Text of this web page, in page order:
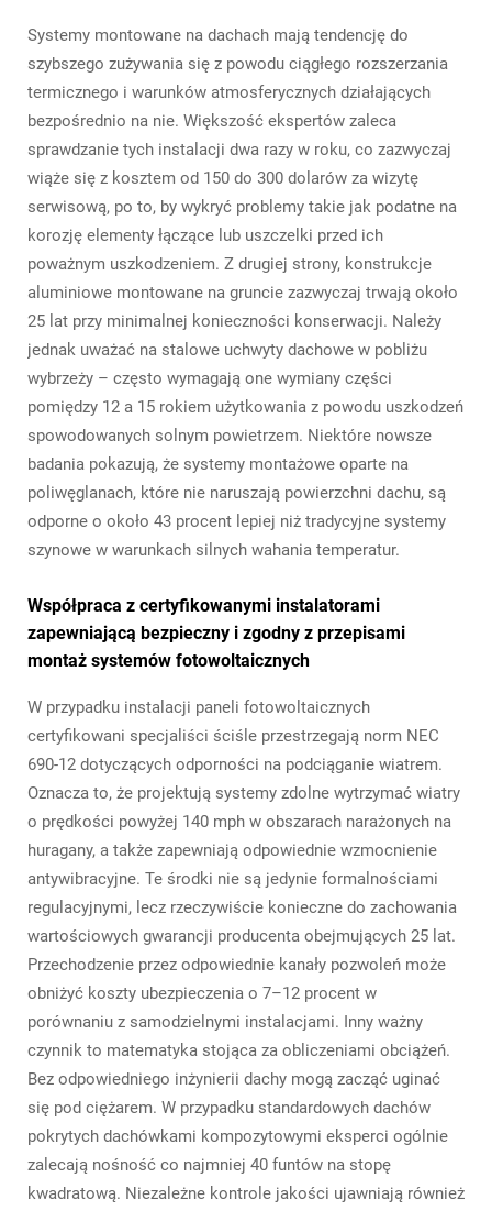
Systemy montowane na dachach mają tendencję do
szybszego zużywania się z powodu ciągłego rozszerzania
termicznego i warunków atmosferycznych działających
bezpośrednio na nie. Większość ekspertów zaleca
sprawdzanie tych instalacji dwa razy w roku, co zazwyczaj
wiąże się z kosztem od 150 do 300 dolarów za wizytę
serwisową, po to, by wykryć problemy takie jak podatne na
korozję elementy łączące lub uszczelki przed ich
poważnym uszkodzeniem. Z drugiej strony, konstrukcje
aluminiowe montowane na gruncie zazwyczaj trwają około
25 lat przy minimalnej konieczności konserwacji. Należy
jednak uważać na stalowe uchwyty dachowe w pobliżu
wybrzeży – często wymagają one wymiany części
pomiędzy 12 a 15 rokiem użytkowania z powodu uszkodzeń
spowodowanych solnym powietrzem. Niektóre nowsze
badania pokazują, że systemy montażowe oparte na
poliwęglanach, które nie naruszają powierzchni dachu, są
odporne o około 43 procent lepiej niż tradycyjne systemy
szynowe w warunkach silnych wahania temperatur.
Współpraca z certyfikowanymi instalatorami
zapewniającą bezpieczny i zgodny z przepisami
montaż systemów fotowoltaicznych
W przypadku instalacji paneli fotowoltaicznych
certyfikowani specjaliści ściśle przestrzegają norm NEC
690-12 dotyczących odporności na podciąganie wiatrem.
Oznacza to, że projektują systemy zdolne wytrzymać wiatry
o prędkości powyżej 140 mph w obszarach narażonych na
huragany, a także zapewniają odpowiednie wzmocnienie
antywibracyjne. Te środki nie są jedynie formalnościami
regulacyjnymi, lecz rzeczywiście konieczne do zachowania
wartościowych gwarancji producenta obejmujących 25 lat.
Przechodzenie przez odpowiednie kanały pozwoleń może
obniżyć koszty ubezpieczenia o 7–12 procent w
porównaniu z samodzielnymi instalacjami. Inny ważny
czynnik to matematyka stojąca za obliczeniami obciążeń.
Bez odpowiedniego inżynierii dachy mogą zacząć uginać
się pod ciężarem. W przypadku standardowych dachów
pokrytych dachówkami kompozytowymi eksperci ogólnie
zalecają nośność co najmniej 40 funtów na stopę
kwadratową. Niezależne kontrole jakości ujawniają również